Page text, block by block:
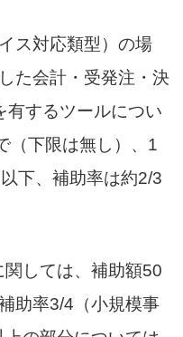
ス対応類型）の場
た会計・受発注・決
有するツールについ
（下限は無し）、1
下、補助率は約2/3
しては、補助額50
助率3/4（小規模事